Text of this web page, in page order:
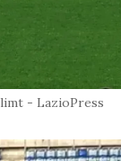
- LazioPress